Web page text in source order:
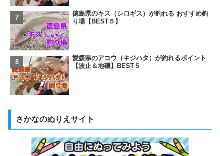
徳島県のキス（シロギス）が釣れる おすすめ釣
り場【BEST５】
愛媛県のアコウ（キジハタ）が釣れるポイント
【波止＆地磯】BEST５
さかなのぬりえサイト